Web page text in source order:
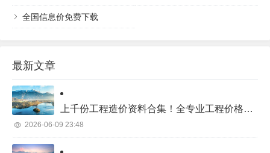
全国信息价免费下载
最新文章
上千份工程造价资料合集！全专业工程价格库完整目录汇总
2026-06-09 23:48